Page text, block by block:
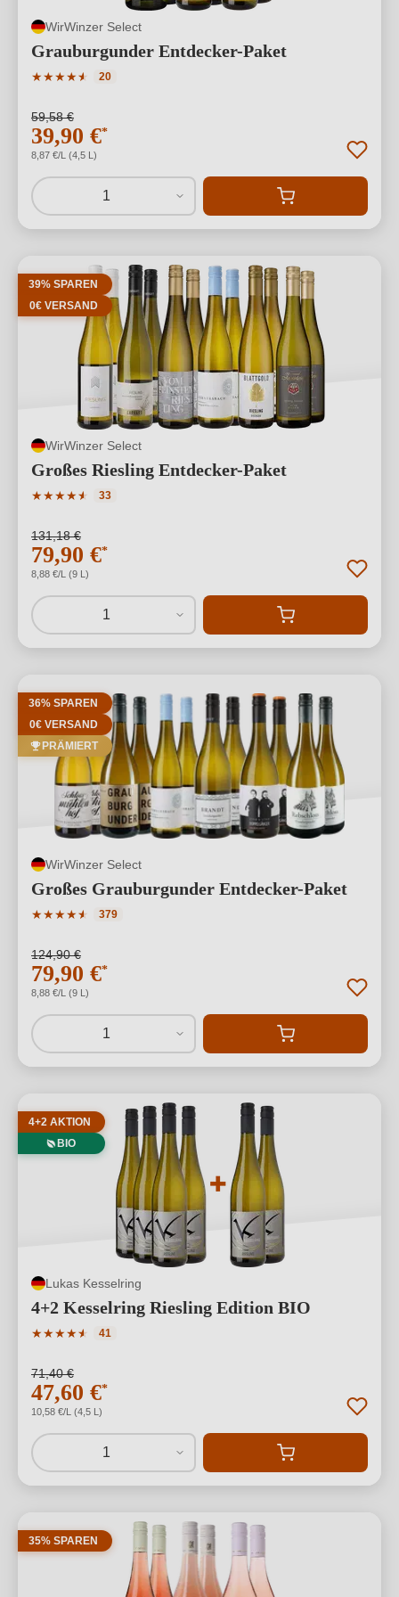
WirWinzer Select
Grauburgunder Entdecker-Paket
★★★★★
★
Durchschnittliche Bewertung von 4.8 von 5 Sternen
20
59,58 €
39,90 €*
8,87 €/L (4,5 L)
1
39% SPAREN
0€ VERSAND
WirWinzer Select
Großes Riesling Entdecker-Paket
★★★★★
★
Durchschnittliche Bewertung von 4.82 von 5 Sternen
33
131,18 €
79,90 €*
8,88 €/L (9 L)
1
36% SPAREN
0€ VERSAND
PRÄMIERT
WirWinzer Select
Großes Grauburgunder Entdecker-Paket
★★★★★
★
Durchschnittliche Bewertung von 4.84 von 5 Sternen
379
124,90 €
79,90 €*
8,88 €/L (9 L)
1
4+2 AKTION
BIO
Lukas Kesselring
4+2 Kesselring Riesling Edition BIO
★★★★★
★
Durchschnittliche Bewertung von 4.88 von 5 Sternen
41
71,40 €
47,60 €*
10,58 €/L (4,5 L)
1
35% SPAREN